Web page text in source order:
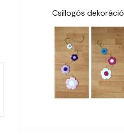
Csillogós dekoráció